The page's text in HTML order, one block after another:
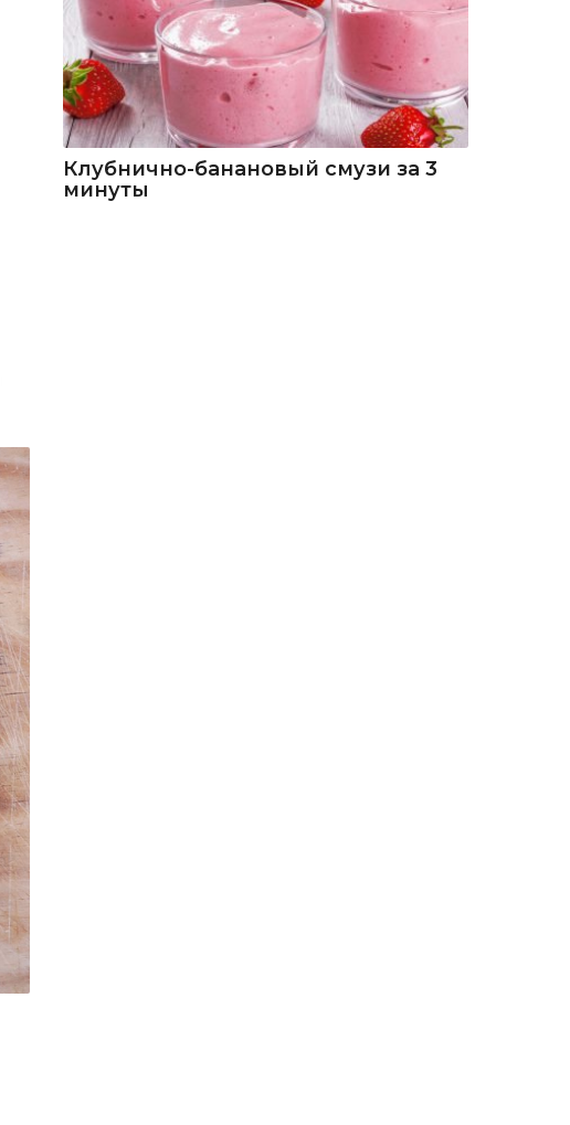
Клубнично-банановый смузи за 3
минуты